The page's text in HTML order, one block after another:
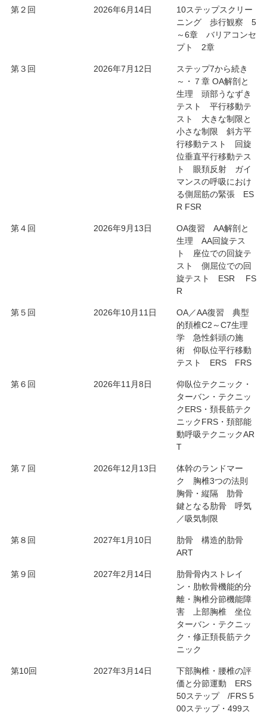
第２回 2026年6月14日
10ステップスクリー
ニング 歩行観察 5
～6章 バリアコンセ
プト 2章
第３回 2026年7月12日
ステップ7から続き
～・７章 OA解剖と
生理 頭部うなずき
テスト 平行移動テ
スト 大きな制限と
小さな制限 斜方平
行移動テスト 回旋
位垂直平行移動テス
ト 眼頚反射 ガイ
マンスの呼吸におけ
る側屈筋の緊張 ES
R FSR
第４回 2026年9月13日
OA復習 AA解剖と
生理 AA回旋テス
ト 座位での回旋テ
スト 側屈位での回
旋テスト ESR FS
R
第５回 2026年10月11日
OA／AA復習 典型
的頚椎C2～C7生理
学 急性斜頭の施
術 仰臥位平行移動
テスト ERS FRS
第６回 2026年11月8日
仰臥位テクニック・
ターバン・テクニッ
クERS・頚長筋テク
ニックFRS・頚部能
動呼吸テクニックAR
T
第７回 2026年12月13日
体幹のランドマー
ク 胸椎3つの法則
胸骨・縦隔 肋骨
鍵となる肋骨 呼気
／吸気制限
第８回 2027年1月10日
肋骨 構造的肋骨
ART
第９回 2027年2月14日
肋骨骨内ストレイ
ン・肋軟骨機能的分
離・胸椎分節機能障
害 上部胸椎 坐位
ターバン・テクニッ
ク・修正頚長筋テク
ニック
第10回 2027年3月14日
下部胸椎・腰椎の評
価と分節運動 ERS
50ステップ /FRS 5
00ステップ・499ス